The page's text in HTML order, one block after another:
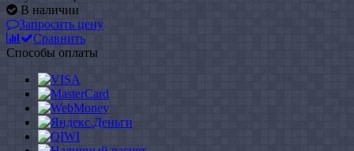
В наличии
Запросить цену
Сравнить
Способы оплаты